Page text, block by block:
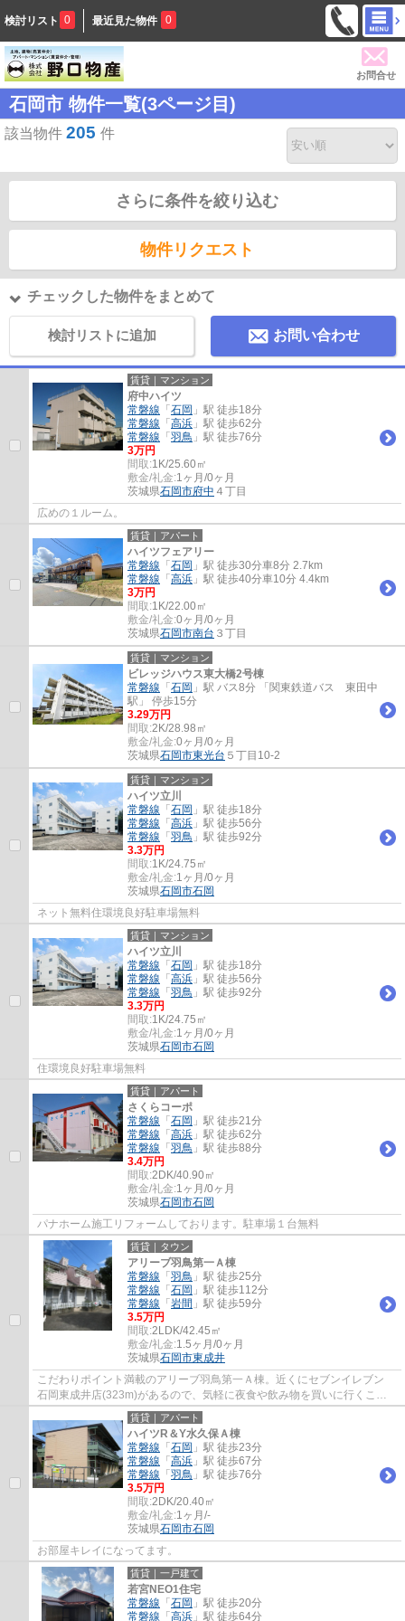
検討リスト 0 最近見た物件 0
お問合せ
石岡市 物件一覧(3ページ目)
該当物件 205 件
さらに条件を絞り込む
物件リクエスト
チェックした物件をまとめて
検討リストに追加 お問い合わせ
賃貸｜マンション
府中ハイツ
常磐線 「 石岡 」駅 徒歩18分
常磐線 「 高浜 」駅 徒歩62分
常磐線 「 羽鳥 」駅 徒歩76分
3万円
間取:1K/25.60㎡
敷金/礼金:1ヶ月/0ヶ月
茨城県石岡市府中 ４丁目
広めの１ルーム。
賃貸｜アパート
ハイツフェアリー
常磐線 「 石岡 」駅 徒歩30分車8分 2.7km
常磐線 「 高浜 」駅 徒歩40分車10分 4.4km
3万円
間取:1K/22.00㎡
敷金/礼金:0ヶ月/0ヶ月
茨城県石岡市南台 ３丁目
賃貸｜マンション
ビレッジハウス東大橋2号棟
常磐線 「 石岡 」駅 バス8分 「関東鉄道バス 東田中
駅」 停歩15分
3.29万円
間取:2K/28.98㎡
敷金/礼金:0ヶ月/0ヶ月
茨城県石岡市東光台 ５丁目10-2
賃貸｜マンション
ハイツ立川
常磐線 「 石岡 」駅 徒歩18分
常磐線 「 高浜 」駅 徒歩56分
常磐線 「 羽鳥 」駅 徒歩92分
3.3万円
間取:1K/24.75㎡
敷金/礼金:1ヶ月/0ヶ月
茨城県石岡市石岡
ネット無料住環境良好駐車場無料
賃貸｜マンション
ハイツ立川
常磐線 「 石岡 」駅 徒歩18分
常磐線 「 高浜 」駅 徒歩56分
常磐線 「 羽鳥 」駅 徒歩92分
3.3万円
間取:1K/24.75㎡
敷金/礼金:1ヶ月/0ヶ月
茨城県石岡市石岡
住環境良好駐車場無料
賃貸｜アパート
さくらコーポ
常磐線 「 石岡 」駅 徒歩21分
常磐線 「 高浜 」駅 徒歩62分
常磐線 「 羽鳥 」駅 徒歩88分
3.4万円
間取:2DK/40.90㎡
敷金/礼金:1ヶ月/0ヶ月
茨城県石岡市石岡
パナホーム施工リフォームしております。駐車場１台無料
賃貸｜タウン
アリーブ羽鳥第一Ａ棟
常磐線 「 羽鳥 」駅 徒歩25分
常磐線 「 石岡 」駅 徒歩112分
常磐線 「 岩間 」駅 徒歩59分
3.5万円
間取:2LDK/42.45㎡
敷金/礼金:1.5ヶ月/0ヶ月
茨城県石岡市東成井
こだわりポイント満載のアリーブ羽鳥第一Ａ棟。近くにセブンイレブン
石岡東成井店(323m)があるので、気軽に夜食や飲み物を買いに行くこと
ができます。交通面を重視した住まい探しをす...
賃貸｜アパート
ハイツR＆Y水久保Ａ棟
常磐線 「 石岡 」駅 徒歩23分
常磐線 「 高浜 」駅 徒歩67分
常磐線 「 羽鳥 」駅 徒歩76分
3.5万円
間取:2DK/20.40㎡
敷金/礼金:1ヶ月/-
茨城県石岡市石岡
お部屋キレイになってます。
賃貸｜一戸建て
若宮NEO1住宅
常磐線 「 石岡 」駅 徒歩20分
常磐線 「 高浜 」駅 徒歩64分